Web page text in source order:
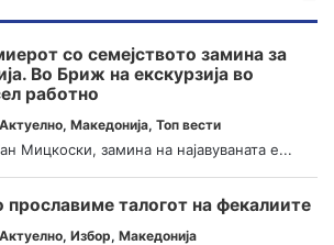
со семејството замина за
Во Бриж на екскурзија во
работно
Актуелно, Македонија, Топ вести
Мицкоски, замина на најавуваната е...
прославиме талогот на фекалиите
Актуелно, Избор, Македонија